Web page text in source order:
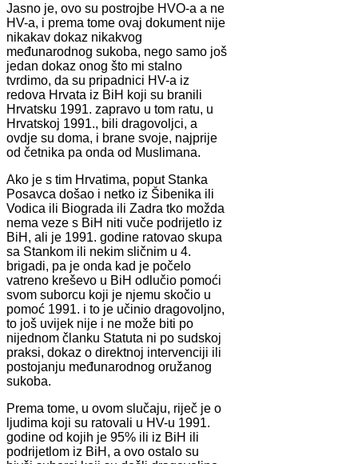
Jasno je, ovo su postrojbe HVO-a a ne
HV-a, i prema tome ovaj dokument nije
nikakav dokaz nikakvog
međunarodnog sukoba, nego samo još
jedan dokaz onog što mi stalno
tvrdimo, da su pripadnici HV-a iz
redova Hrvata iz BiH koji su branili
Hrvatsku 1991. zapravo u tom ratu, u
Hrvatskoj 1991., bili dragovoljci, a
ovdje su doma, i brane svoje, najprije
od četnika pa onda od Muslimana.
Ako je s tim Hrvatima, poput Stanka
Posavca došao i netko iz Šibenika ili
Vodica ili Biograda ili Zadra tko možda
nema veze s BiH niti vuče podrijetlo iz
BiH, ali je 1991. godine ratovao skupa
sa Stankom ili nekim sličnim u 4.
brigadi, pa je onda kad je počelo
vatreno kreševo u BiH odlučio pomoći
svom suborcu koji je njemu skočio u
pomoć 1991. i to je učinio dragovoljno,
to još uvijek nije i ne može biti po
nijednom članku Statuta ni po sudskoj
praksi, dokaz o direktnoj intervenciji ili
postojanju međunarodnog oružanog
sukoba.
Prema tome, u ovom slučaju, riječ je o
ljudima koji su ratovali u HV-u 1991.
godine od kojih je 95% ili iz BiH ili
podrijetlom iz BiH, a ovo ostalo su